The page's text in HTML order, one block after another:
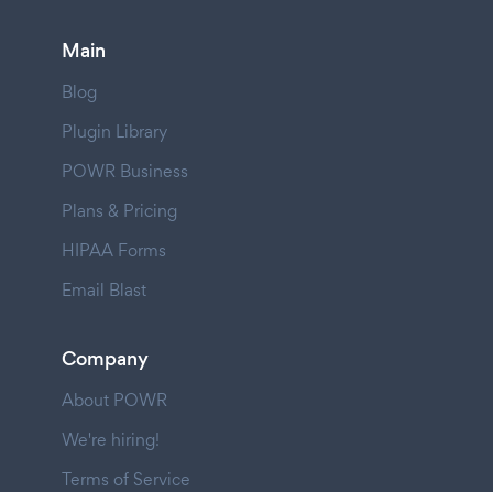
Main
Blog
Plugin Library
POWR Business
Plans & Pricing
HIPAA Forms
Email Blast
Company
About POWR
We're hiring!
Terms of Service